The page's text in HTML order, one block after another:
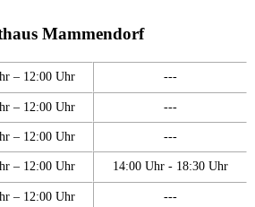
Mammendorf
– 12:00 Uhr ---
– 12:00 Uhr ---
– 12:00 Uhr ---
– 12:00 Uhr 14:00 Uhr - 18:30 Uhr
– 12:00 Uhr ---